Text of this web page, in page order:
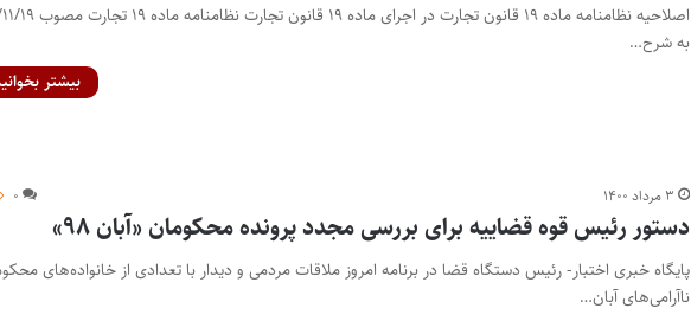
اصلاحیه نظامنامه ماده ۱۹ قانون تجارت در
به شرح…
بیشتر
۳ مرداد ۱۴۰۰ ۰
دستور رئیس قوه قضاییه برای بررسی مجدد پرونده محکومان «آبان ۹۸»
پایگاه خبری اختبار- رئیس دستگاه قضا در برنامه امروز ملاقات مردمی و دیدار با تعدادی از خانواده‌های
ناآرامی‌های آبان…